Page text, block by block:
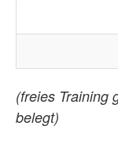
(freies Training
belegt)